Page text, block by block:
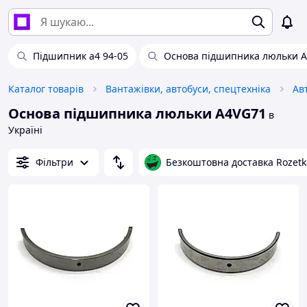
Підшипник a4 94-05 Основа підшипника люльки
Каталог товарів Вантажівки, автобуси, спецтехніка
Основа підшипника люльки A4VG71 в
Україні
Фільтри Безкоштовна доставка